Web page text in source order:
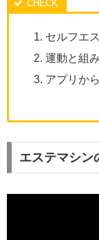
セルフエ
運動と組
アプリか
エステマシン